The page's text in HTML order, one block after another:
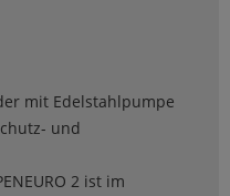
mit Edelstahlpumpe
und
2 ist im